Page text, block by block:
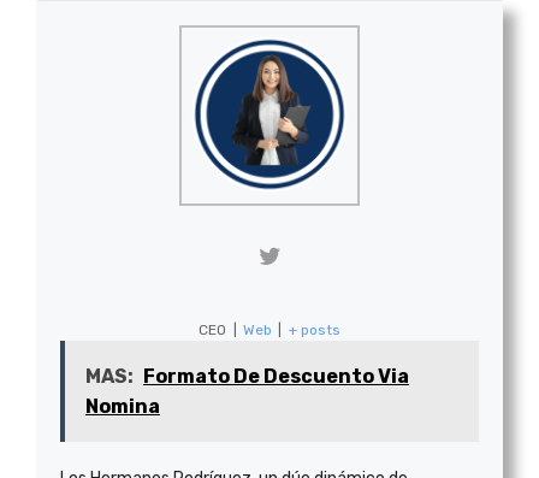
CEO Web + posts
MAS: Formato De Descuento Via
Nomina